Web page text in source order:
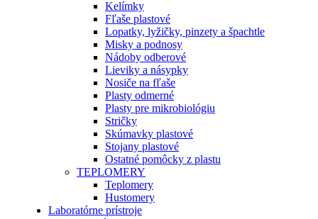
Kelímky
Fľaše plastové
Lopatky, lyžičky, pinzety a špachtle
Misky a podnosy
Nádoby odberové
Lieviky a násypky
Nosiče na fľaše
Plasty odmerné
Plasty pre mikrobiológiu
Stričky
Skúmavky plastové
Stojany plastové
Ostatné pomôcky z plastu
TEPLOMERY
Teplomery
Hustomery
Laboratórne prístroje